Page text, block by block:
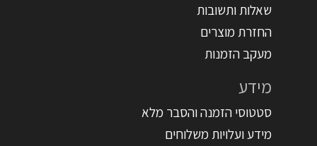
שאלות ותשובות
החזרת מוצרים
מעקב הזמנות
מידע
סטטוסי הזמנה והסבר מלא
מידע ועלויות משלוחים